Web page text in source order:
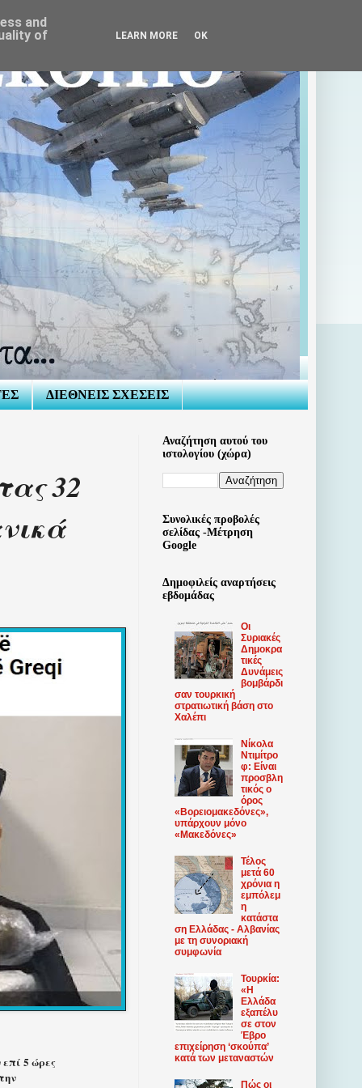
ΔΙΕΘΝΕΙΣ ΣΧΕΣΕΙΣ
32
5 ώρες
Αναζήτηση αυτού του
ιστολογίου (χώρα)
Συνολικές προβολές
σελίδας -Μέτρηση
Google
Δημοφιλείς αναρτήσεις
εβδομάδας
Οι
Συριακές
Δημοκρα
τικές
Δυνάμεις
βομβάρδι
σαν τουρκική
στρατιωτική βάση στο
Χαλέπι
Νίκολα
Ντιμίτρο
φ: Είναι
προσβλη
τικός ο
όρος
«Βορειομακεδόνες»,
υπάρχουν μόνο
«Μακεδόνες»
Τέλος
μετά 60
χρόνια η
εμπόλεμ
η
κατάστα
ση Ελλάδας - Αλβανίας
με τη συνοριακή
συμφωνία
Τουρκία:
«Η
Ελλάδα
εξαπέλυ
σε στον
Έβρο
επιχείρηση ‘σκούπα’
κατά των μεταναστών
Πώς οι
and
of
LEARN MORE OK